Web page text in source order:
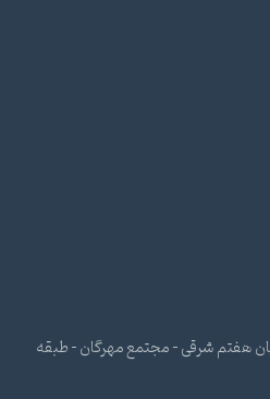
هفتم شرقی - مجتمع مهرگان - طبقه